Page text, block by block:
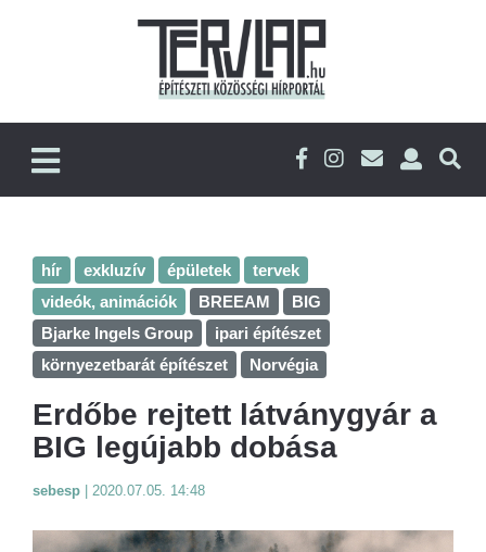
hír exkluzív épületek
tervek
videók, animációk
BREEAM
BIG
Bjarke Ingels Group
ipari építészet
környezetbarát építészet
Norvégia
Erdőbe rejtett látványgyár a
BIG legújabb dobása
sebesp 2020.07.05. 14:48